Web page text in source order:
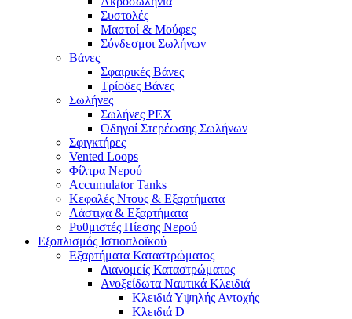
Συστολές
Μαστοί & Μούφες
Σύνδεσμοι Σωλήνων
Βάνες
Σφαιρικές Βάνες
Τρίοδες Βάνες
Σωλήνες
Σωλήνες PEX
Οδηγοί Στερέωσης Σωλήνων
Σφιγκτήρες
Vented Loops
Φίλτρα Νερού
Accumulator Tanks
Κεφαλές Ντους & Εξαρτήματα
Λάστιχα & Εξαρτήματα
Ρυθμιστές Πίεσης Νερού
Εξοπλισμός Ιστιοπλοϊκού
Εξαρτήματα Καταστρώματος
Διανομείς Καταστρώματος
Ανοξείδωτα Ναυτικά Κλειδιά
Κλειδιά Υψηλής Αντοχής
Κλειδιά D